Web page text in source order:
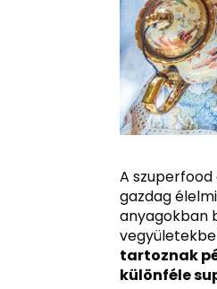
A
gazdag
anyagokban
tartoznak
különféle